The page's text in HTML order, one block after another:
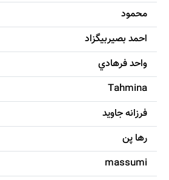
محمود
احمد بصيربيگزاد
واحد فرهادي
Tahmina
فرزانه جاويد
رها پن
massumi